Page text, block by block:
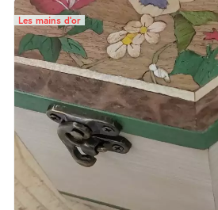
Les mains d’or